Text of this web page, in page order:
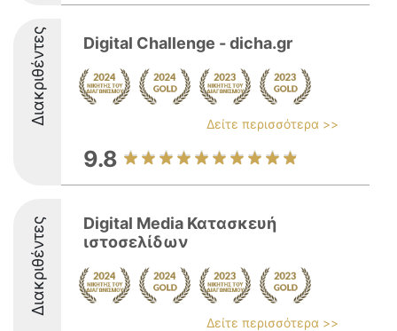
Διακριθέντες Digital Challenge - dicha.gr
Δείτε περισσότερα >>
9.8
Διακριθέντες
Digital Media Κατασκευή
ιστοσελίδων
Δείτε περισσότερα >>